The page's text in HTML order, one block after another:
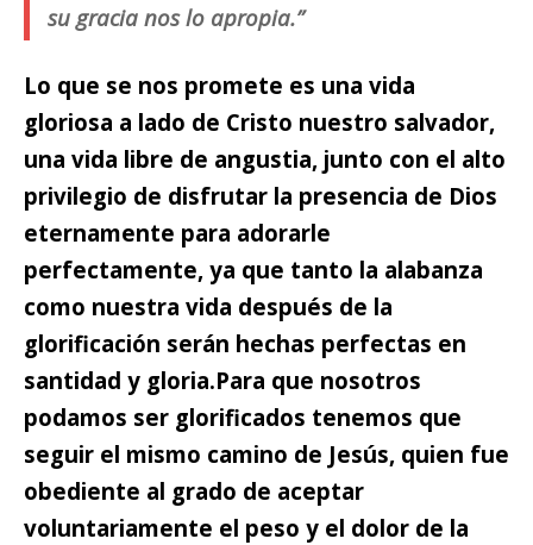
su gracia nos lo apropia.”
Lo que se nos promete es una vida
gloriosa a lado de Cristo nuestro salvador,
una vida libre de angustia, junto con el alto
privilegio de disfrutar la presencia de Dios
eternamente para adorarle
perfectamente, ya que tanto la alabanza
como nuestra vida después de la
glorificación serán hechas perfectas en
santidad y gloria.Para que nosotros
podamos ser glorificados tenemos que
seguir el mismo camino de Jesús, quien fue
obediente al grado de aceptar
voluntariamente el peso y el dolor de la